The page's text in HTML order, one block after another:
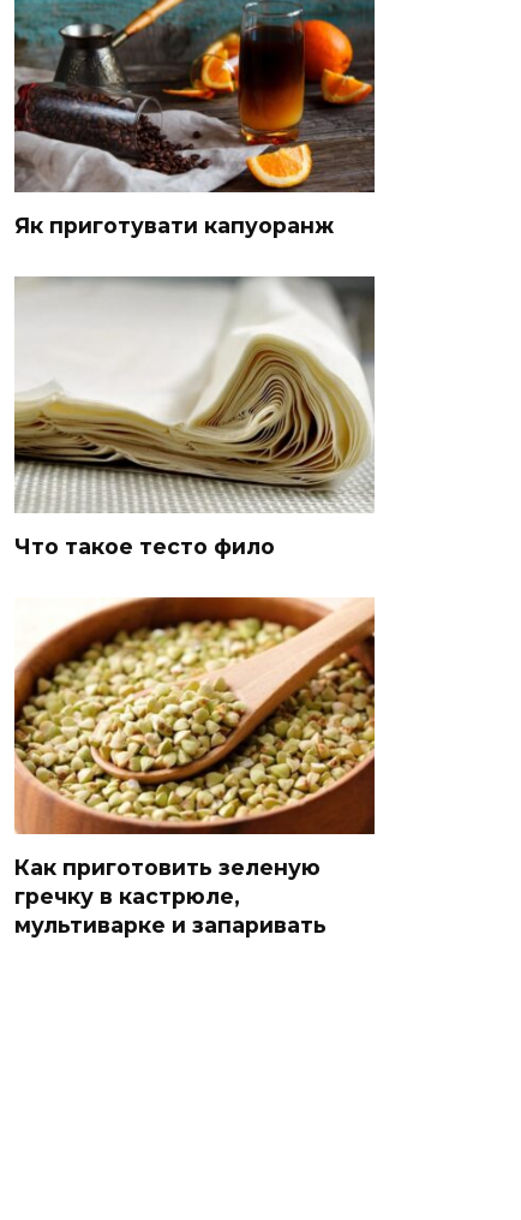
Як приготувати капуоранж
Что такое тесто фило
Как приготовить зеленую
гречку в кастрюле,
мультиварке и запаривать